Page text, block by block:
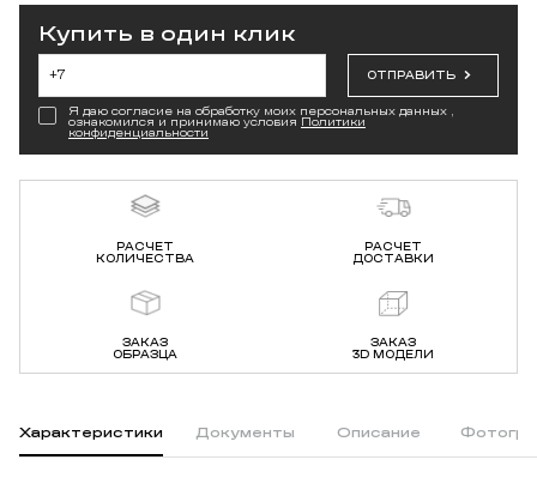
Купить в один клик
ОТПРАВИТЬ
Я даю согласие на обработку моих персональных данных ,
ознакомился и принимаю условия Политики
конфиденциальности
РАСЧЕТ
КОЛИЧЕСТВА
РАСЧЕТ
ДОСТАВКИ
ЗАКАЗ
ОБРАЗЦА
ЗАКАЗ
3D МОДЕЛИ
Характеристики Документы Описание